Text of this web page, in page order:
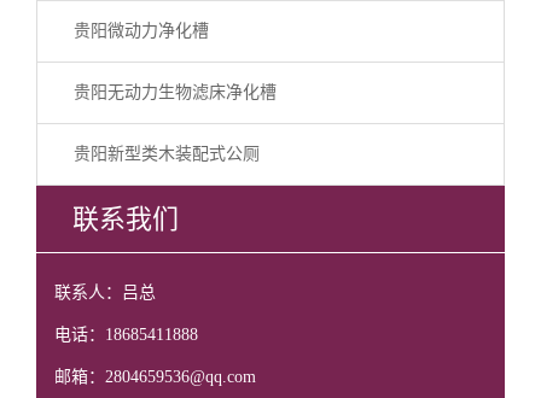
贵阳微动力净化槽
贵阳无动力生物滤床净化槽
贵阳新型类木装配式公厕
联系我们
联系人：吕总
电话：18685411888
邮箱：2804659536@qq.com